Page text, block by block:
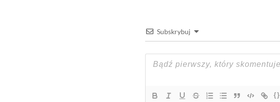
Subskrybuj
{}